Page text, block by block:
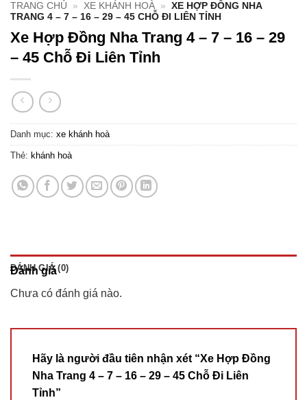
TRANG CHỦ » XE KHÁNH HOÀ »
XE HỢP ĐỒNG NHA
TRANG 4 – 7 – 16 – 29 – 45 CHỖ ĐI LIÊN TỈNH
Xe Hợp Đồng Nha Trang 4 – 7 – 16 – 29
– 45 Chỗ Đi Liên Tỉnh
Danh mục: xe khánh hoà
Thẻ: khánh hoà
ĐÁNH GIÁ (0)
Đánh giá
Chưa có đánh giá nào.
Hãy là người đầu tiên nhận xét “Xe Hợp Đồng
Nha Trang 4 – 7 – 16 – 29 – 45 Chỗ Đi Liên
Tỉnh”